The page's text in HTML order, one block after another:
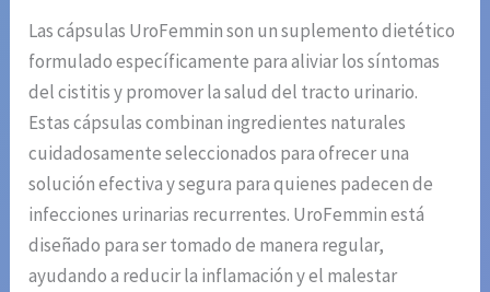
Las cápsulas UroFemmin son un suplemento dietético
formulado específicamente para aliviar los síntomas
del cistitis y promover la salud del tracto urinario.
Estas cápsulas combinan ingredientes naturales
cuidadosamente seleccionados para ofrecer una
solución efectiva y segura para quienes padecen de
infecciones urinarias recurrentes. UroFemmin está
diseñado para ser tomado de manera regular,
ayudando a reducir la inflamación y el malestar